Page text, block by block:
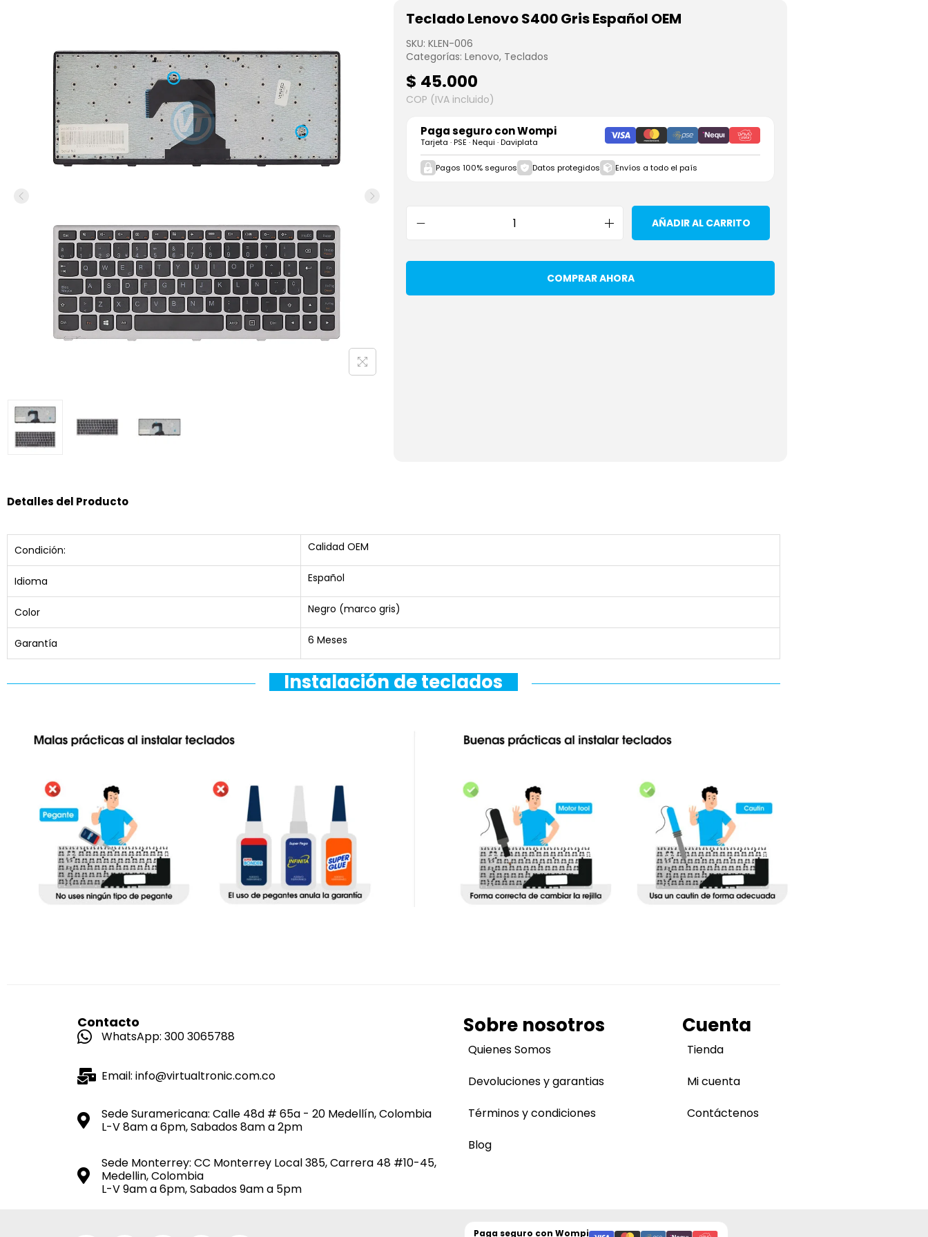
Teclado Lenovo S400 Gris Español OEM
SKU: KLEN-006
Categorías: Lenovo, Teclados
$ 45.000
COP (IVA incluido)
Paga seguro conWompi
Tarjeta · PSE · Nequi · Daviplata
Pagos 100% seguros Datos protegidos Envíos a todo el país
AÑADIR AL CARRITO
COMPRAR AHORA
Detalles del Producto
Condición: Calidad OEM
Idioma Español
Color Negro (marco gris)
Garantía 6 Meses
Instalación de teclados
Contacto
WhatsApp: 300 3065788
Email: info@virtualtronic.com.co
Sede Suramericana: Calle 48d # 65a - 20 Medellín, Colombia
L-V 8am a 6pm, Sabados 8am a 2pm
Sede Monterrey: CC Monterrey Local 385, Carrera 48 #10-45,
Medellin, Colombia
L-V 9am a 6pm, Sabados 9am a 5pm
Sobre nosotros
Quienes Somos
Devoluciones y garantias
Términos y condiciones
Blog
Cuenta
Tienda
Mi cuenta
Contáctenos
Paga seguro con Wompi